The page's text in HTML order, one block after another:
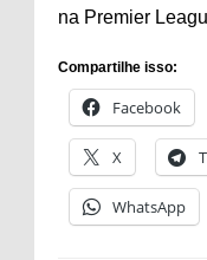
na Premier
Compartilhe isso:
Facebook
X
WhatsApp